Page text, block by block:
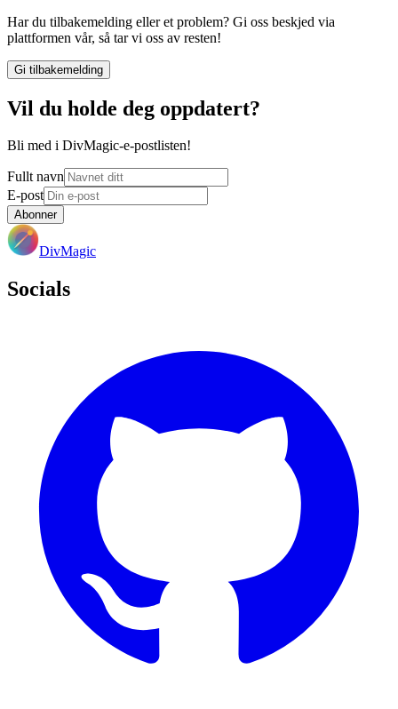
Har du tilbakemelding eller et problem? Gi oss beskjed via
plattformen vår, så tar vi oss av resten!
Gi tilbakemelding
Vil du holde deg oppdatert?
Bli med i DivMagic-e-postlisten!
Fullt navn
E-post
Abonner
DivMagic
Socials